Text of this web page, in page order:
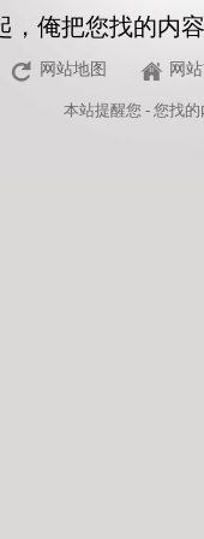
，俺把您找的内
网站地图 网
本站提醒您 - 您找